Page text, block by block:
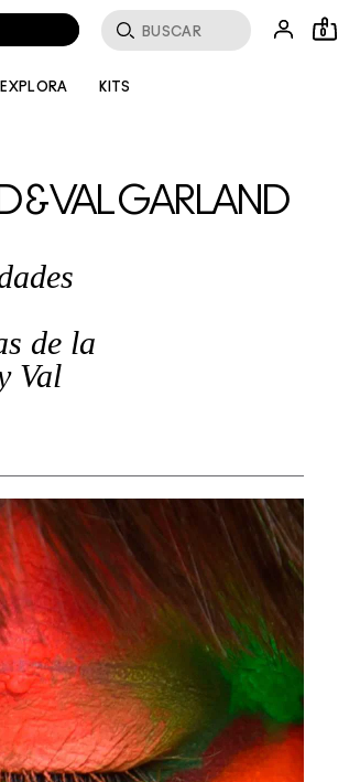
Buscar
0
EXPLORA KITS
& VAL GARLAND
de la
Val